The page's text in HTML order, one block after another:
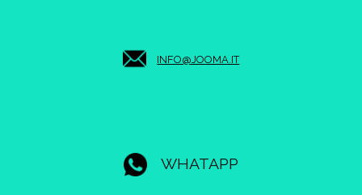
INFO@JOOMA.IT
WHATAPP